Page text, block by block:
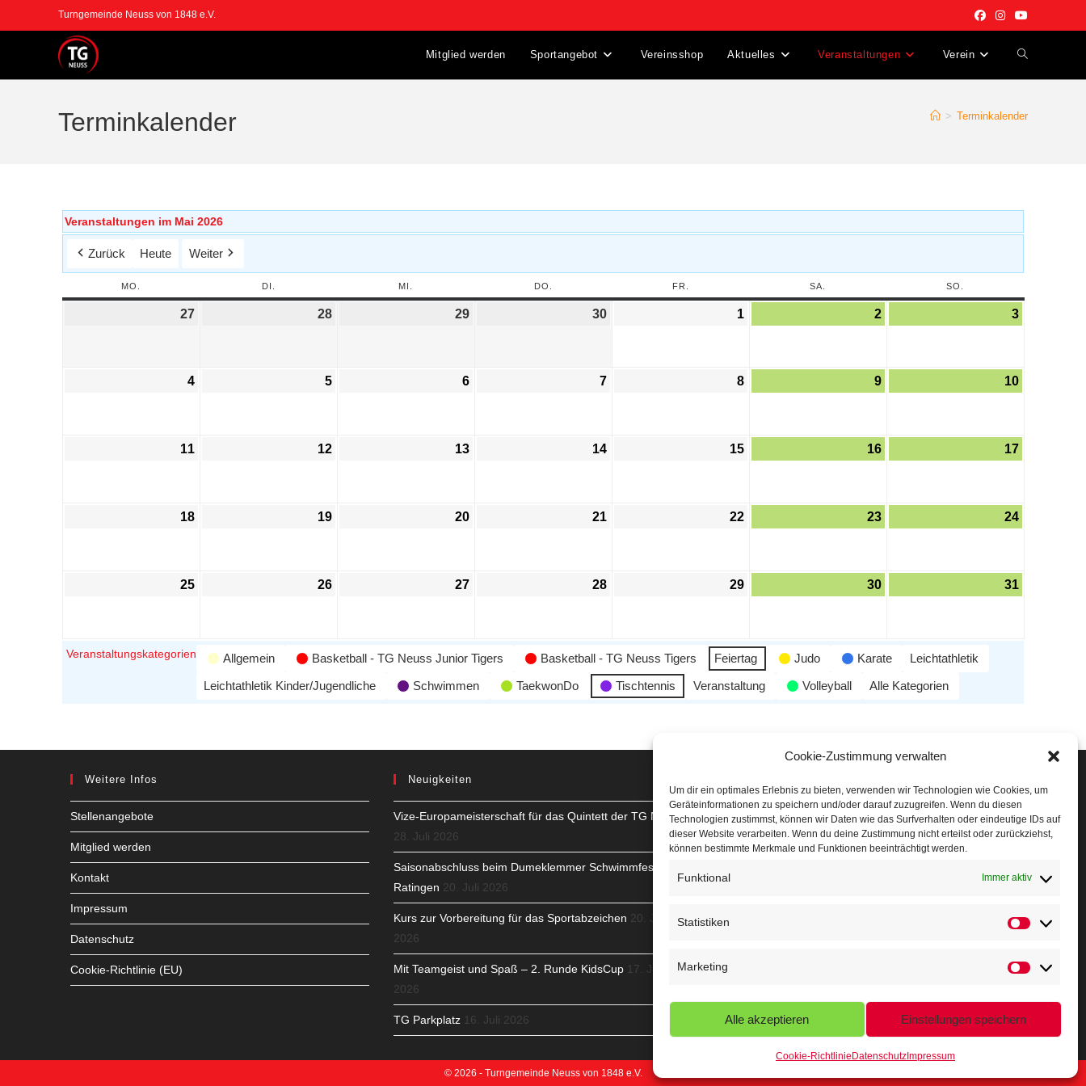
Cookie-Zustimmung verwalten
Um dir ein optimales Erlebnis zu bieten, verwenden wir Technologien wie Cookies, um
Geräteinformationen zu speichern und/oder darauf zuzugreifen. Wenn du diesen
Technologien zustimmst, können wir Daten wie das Surfverhalten oder eindeutige IDs auf
dieser Website verarbeiten. Wenn du deine Zustimmung nicht erteilst oder zurückziehst,
können bestimmte Merkmale und Funktionen beeinträchtigt werden.
Funktional Immer aktiv
Statistiken
Marketing
Alle akzeptieren Einstellungen speichern
Cookie-Richtlinie DatenschutzImpressum
Turngemeinde Neuss von 1848 e.V.
Mitglied werden Sportangebot Vereinsshop Aktuelles Veranstaltungen Verein
Terminkalender > Terminkalender
Veranstaltungen im Mai 2026
Zurück Heute Weiter
MO. DI. MI. DO. FR. SA. SO.
27 28 29 30 1 2 3
4 5 6 7 8 9 10
11 12 13 14 15 16 17
18 19 20 21 22 23 24
25 26 27 28 29 30 31
Veranstaltungskategorien Allgemein Basketball - TG Neuss Junior Tigers Basketball - TG Neuss Tigers Feiertag Judo Karate
Leichtathletik
Leichtathletik Kinder/Jugendliche
Schwimmen TaekwonDo Tischtennis Veranstaltung Volleyball Alle Kategorien
Weitere Infos
Stellenangebote
Mitglied werden
Kontakt
Impressum
Datenschutz
Cookie-Richtlinie (EU)
Neuigkeiten
Vize-Europameisterschaft für das Quintett der TG Neuss
28. Juli 2026
Saisonabschluss beim Dumeklemmer Schwimmfest in
Ratingen 20. Juli 2026
Kurs zur Vorbereitung für das Sportabzeichen 20. Juli
2026
Mit Teamgeist und Spaß – 2. Runde KidsCup 17. Juli
2026
TG Parkplatz 16. Juli 2026
Höffner Run
Schnuppertag
Terminkalender
Nikolaus-Crosslauf
Capoeira Camp
© 2026 - Turngemeinde Neuss von 1848 e.V.